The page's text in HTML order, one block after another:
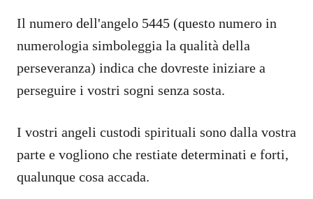
Il numero dell'angelo 5445 (questo numero in
numerologia simboleggia la qualità della
perseveranza) indica che dovreste iniziare a
perseguire i vostri sogni senza sosta.
I vostri angeli custodi spirituali sono dalla vostra
parte e vogliono che restiate determinati e forti,
qualunque cosa accada.